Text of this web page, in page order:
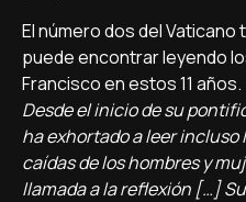
El número dos del
puede encontrar leyendo
Francisco en estos 11 años.
Desde el inicio de su
ha exhortado a leer
caídas de los hombres y
llamada a la reflexión […]